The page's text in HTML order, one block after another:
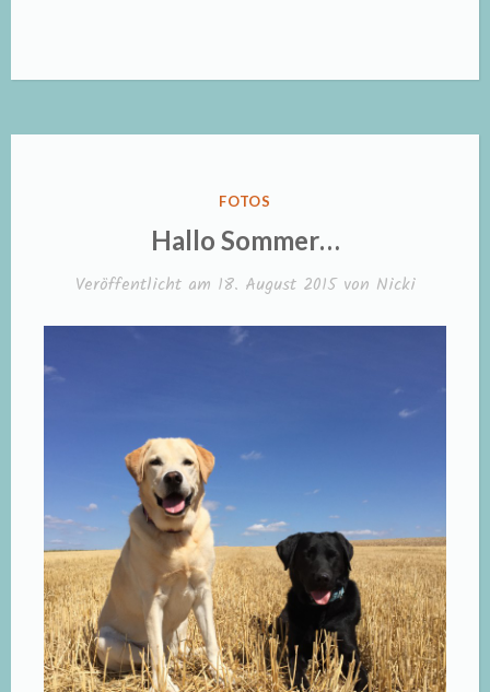
aus
VERÖFFENTLICHT
FOTOS
Hallo Sommer…
Veröffentlicht am 18. August 2015von Nicki